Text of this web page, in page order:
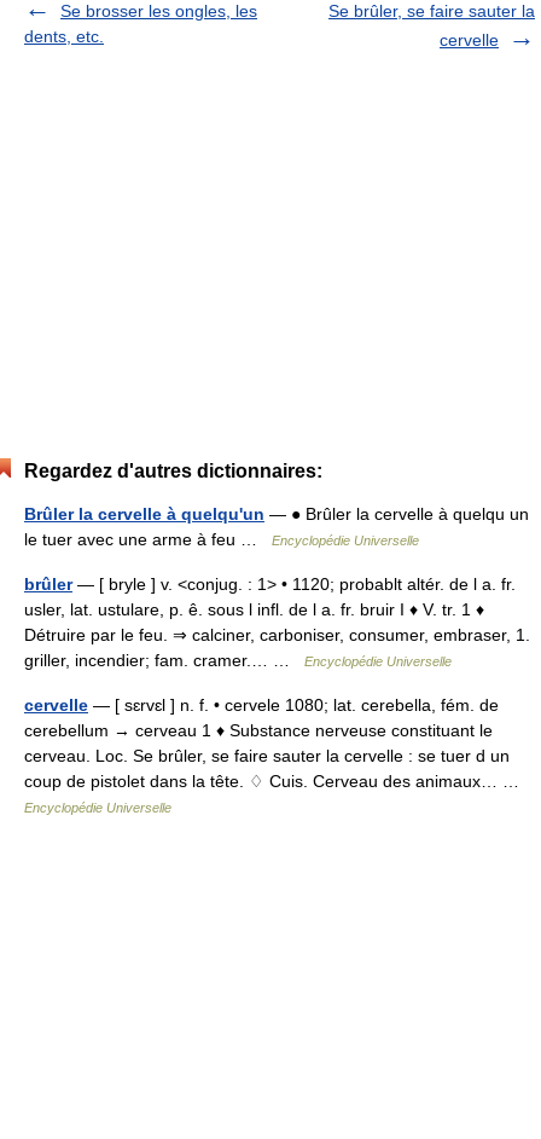
Se brosser les ongles, les
dents, etc.
Se brûler, se faire sauter la
cervelle
Regardez d'autres dictionnaires:
Brûler la cervelle à quelqu'un — ● Brûler la cervelle à quelqu un
le tuer avec une arme à feu …
Encyclopédie Universelle
brûler— [ bryle ] v. <conjug. : 1> • 1120; probablt altér. de l a. fr.
usler, lat. ustulare, p. ê. sous l infl. de l a. fr. bruir I ♦ V. tr. 1 ♦
Détruire par le feu. ⇒ calciner, carboniser, consumer, embraser, 1.
griller, incendier; fam. cramer.… …
Encyclopédie Universelle
cervelle — [ sɛrvɛl ] n. f. • cervele 1080; lat. cerebella, fém. de
cerebellum → cerveau 1 ♦ Substance nerveuse constituant le
cerveau. Loc. Se brûler, se faire sauter la cervelle : se tuer d un
coup de pistolet dans la tête. ♢ Cuis. Cerveau des animaux… …
Encyclopédie Universelle